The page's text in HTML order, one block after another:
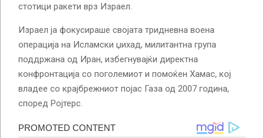
стотици ракети врз Израел.
Израел ја фокусираше својата тридневна воена
операција на Исламски џихад, милитантна група
поддржана од Иран, избегнувајќи директна
конфронтација со поголемиот и помоќен Хамас, кој
владее со крајбрежниот појас Газа од 2007 година,
според Ројтерс.